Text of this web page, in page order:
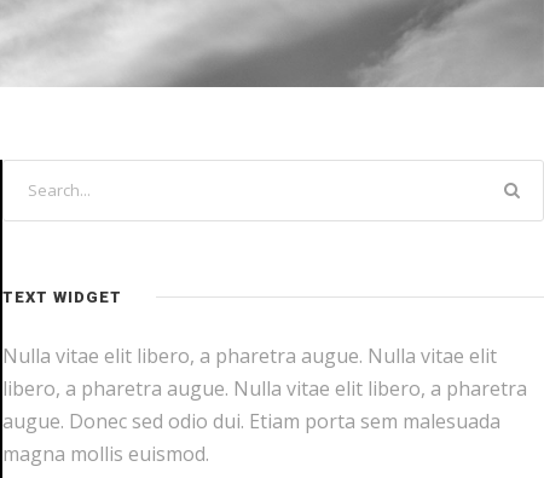
TEXT WIDGET
Nulla vitae elit libero, a pharetra augue. Nulla vitae elit
libero, a pharetra augue. Nulla vitae elit libero, a pharetra
augue. Donec sed odio dui. Etiam porta sem malesuada
magna mollis euismod.